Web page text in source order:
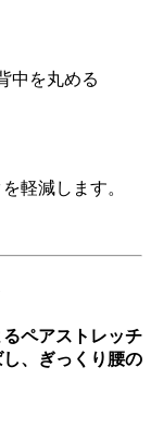
中を丸める
軽減します。
ペアストレッチ
、ぎっくり腰の